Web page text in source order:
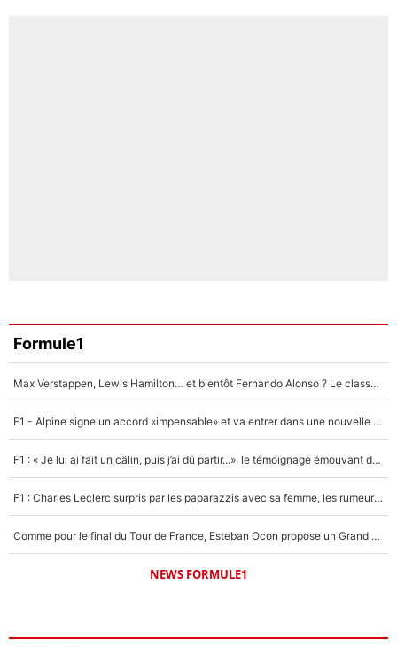
Formule1
Max Verstappen, Lewis Hamilton… et bientôt Fernando Alonso ? Le classement des pilotes les mieux payés en Formule 1 risque de changer !
F1 - Alpine signe un accord «impensable» et va entrer dans une nouvelle dimension : Grande nouvelle pour Pierre Gasly !
F1 : « Je lui ai fait un câlin, puis j’ai dû partir...», le témoignage émouvant de Max Verstappen sur sa fille
F1 : Charles Leclerc surpris par les paparazzis avec sa femme, les rumeurs étaient vraies !
Comme pour le final du Tour de France, Esteban Ocon propose un Grand Prix de Formule 1 à Paris : «Autour de l’Arc de Triomphe, ce serait génial» !
NEWS FORMULE1